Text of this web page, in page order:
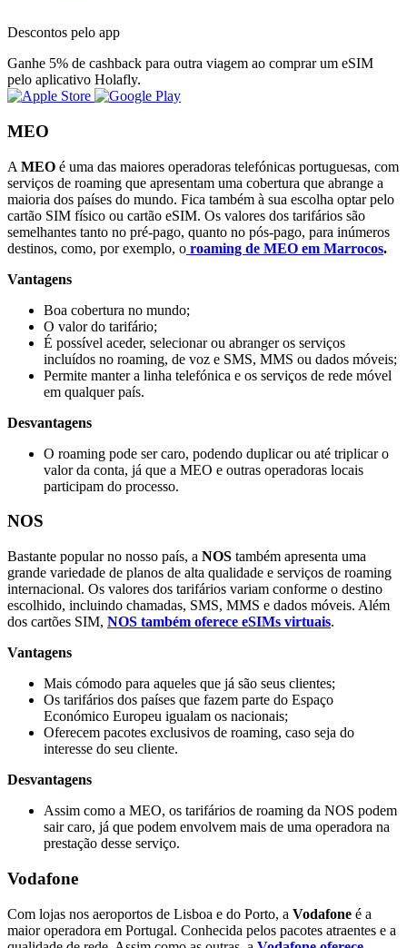
Descontos pelo app
Ganhe 5% de cashback para outra viagem ao comprar um eSIM
pelo aplicativo Holafly.
MEO
A MEO é uma das maiores operadoras telefónicas portuguesas, com
serviços de roaming que apresentam uma cobertura que abrange a
maioria dos países do mundo. Fica também à sua escolha optar pelo
cartão SIM físico ou cartão eSIM. Os valores dos tarifários são
semelhantes tanto no pré-pago, quanto no pós-pago, para inúmeros
destinos, como, por exemplo, o roaming de MEO em Marrocos.
Vantagens
Boa cobertura no mundo;
O valor do tarifário;
É possível aceder, selecionar ou abranger os serviços
incluídos no roaming, de voz e SMS, MMS ou dados móveis;
Permite manter a linha telefónica e os serviços de rede móvel
em qualquer país.
Desvantagens
O roaming pode ser caro, podendo duplicar ou até triplicar o
valor da conta, já que a MEO e outras operadoras locais
participam do processo.
NOS
Bastante popular no nosso país, a NOS também apresenta uma
grande variedade de planos de alta qualidade e serviços de roaming
internacional. Os valores dos tarifários variam conforme o destino
escolhido, incluindo chamadas, SMS, MMS e dados móveis. Além
dos cartões SIM, NOS também oferece eSIMs virtuais.
Vantagens
Mais cómodo para aqueles que já são seus clientes;
Os tarifários dos países que fazem parte do Espaço
Económico Europeu igualam os nacionais;
Oferecem pacotes exclusivos de roaming, caso seja do
interesse do seu cliente.
Desvantagens
Assim como a MEO, os tarifários de roaming da NOS podem
sair caro, já que podem envolvem mais de uma operadora na
prestação desse serviço.
Vodafone
Com lojas nos aeroportos de Lisboa e do Porto, a Vodafone é a
maior operadora em Portugal. Conhecida pelos pacotes atraentes e a